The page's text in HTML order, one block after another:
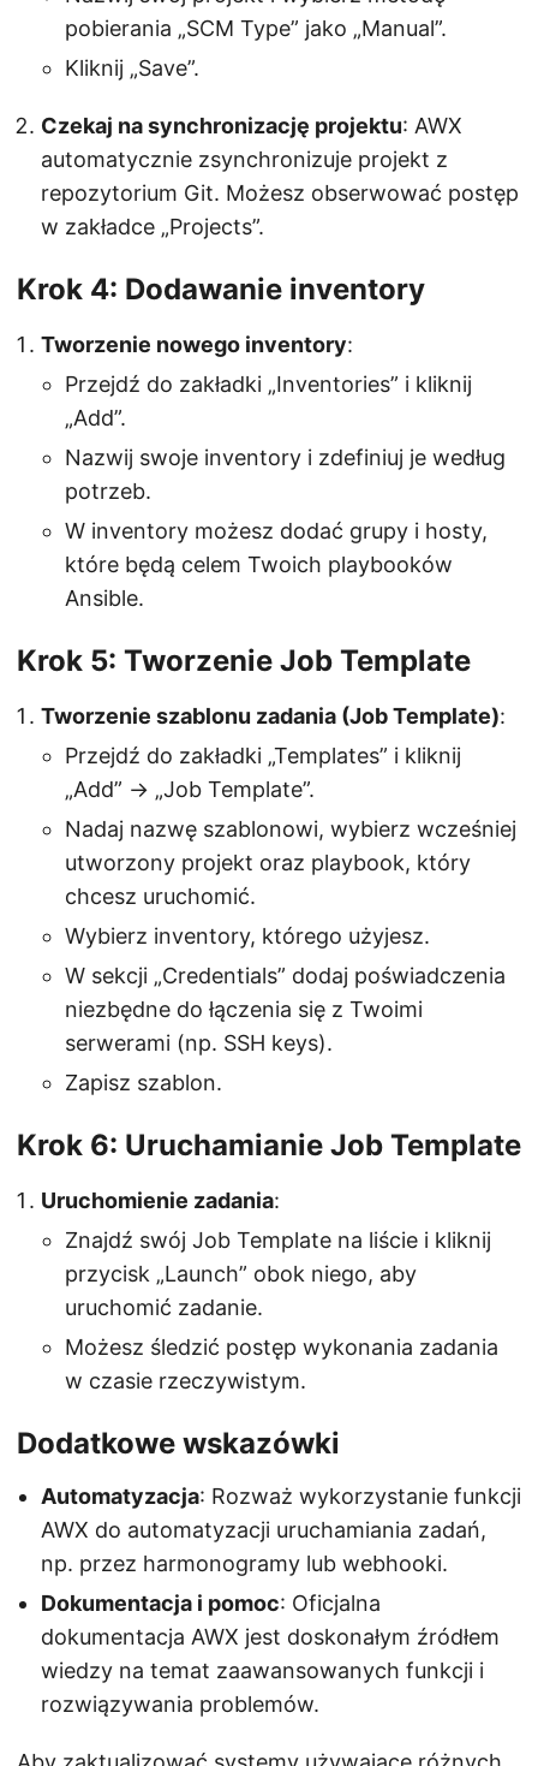
pobierania „SCM Type” jako „Manual”.
Kliknij „Save”.
Czekaj na synchronizację projektu: AWX
automatycznie zsynchronizuje projekt z
repozytorium Git. Możesz obserwować postęp
w zakładce „Projects”.
Krok 4: Dodawanie inventory
Tworzenie nowego inventory:
Przejdź do zakładki „Inventories” i kliknij
„Add”.
Nazwij swoje inventory i zdefiniuj je według
potrzeb.
W inventory możesz dodać grupy i hosty,
które będą celem Twoich playbooków
Ansible.
Krok 5: Tworzenie Job Template
Tworzenie szablonu zadania (Job Template):
Przejdź do zakładki „Templates” i kliknij
„Add” → „Job Template”.
Nadaj nazwę szablonowi, wybierz wcześniej
utworzony projekt oraz playbook, który
chcesz uruchomić.
Wybierz inventory, którego użyjesz.
W sekcji „Credentials” dodaj poświadczenia
niezbędne do łączenia się z Twoimi
serwerami (np. SSH keys).
Zapisz szablon.
Krok 6: Uruchamianie Job Template
Uruchomienie zadania:
Znajdź swój Job Template na liście i kliknij
przycisk „Launch” obok niego, aby
uruchomić zadanie.
Możesz śledzić postęp wykonania zadania
w czasie rzeczywistym.
Dodatkowe wskazówki
Automatyzacja: Rozważ wykorzystanie funkcji
AWX do automatyzacji uruchamiania zadań,
np. przez harmonogramy lub webhooki.
Dokumentacja i pomoc: Oficjalna
dokumentacja AWX jest doskonałym źródłem
wiedzy na temat zaawansowanych funkcji i
rozwiązywania problemów.